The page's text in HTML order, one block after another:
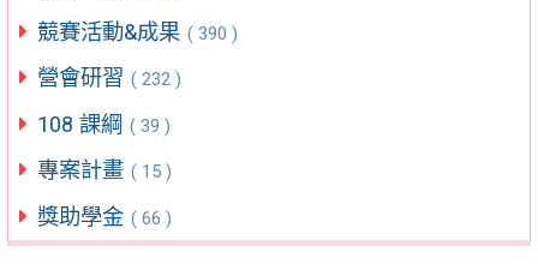
競賽活動&成果 ( 390 )
營會研習 ( 232 )
108 課綱 ( 39 )
專案計畫 ( 15 )
獎助學金 ( 66 )